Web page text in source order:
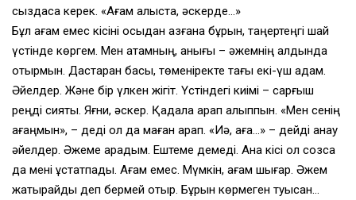
сыздаса керек. «Ағам алыста, әскерде…»
Бұл ағам емес кісіні осыдан азғана бұрын, таңертеңгі шай
үстінде көргем. Мен атамның, анығы – әжемнің алдында
отырмын. Дастарқан басы, төменіректе тағы екі-үш адам.
Әйелдер. Және бір үлкен жігіт. Үстіндегі киімі – сарғыш
реңді сияқты. Яғни, әскер. Қадала қарап қалыппын. «Мен сенің
ағаңмын», – деді ол да маған қарап. «Иә, аға…» – дейді анау
әйелдер. Әжеме қарадым. Ештеме демеді. Ана кісі қол созса
да мені ұстатпады. Ағам емес. Мүмкін, ағам шығар. Әжем
жатырқайды деп бермей отыр. Бұрын көрмеген туысқан…